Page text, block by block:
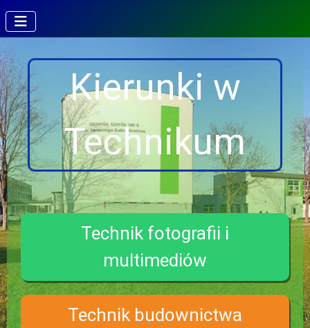
Kierunki w
Technikum
Technik fotografii i
multimediów
Technik budownictwa